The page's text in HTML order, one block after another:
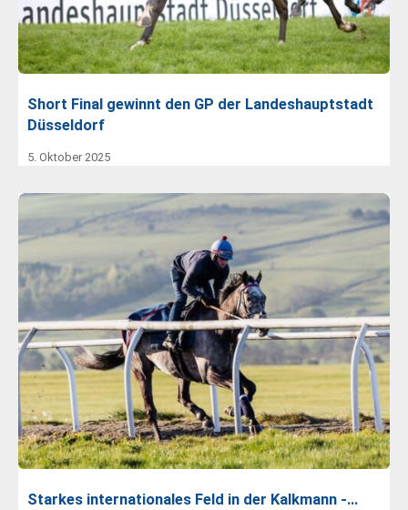
Short Final gewinnt den GP der Landeshauptstadt
Düsseldorf
5. Oktober 2025
Starkes internationales Feld in der Kalkmann -…